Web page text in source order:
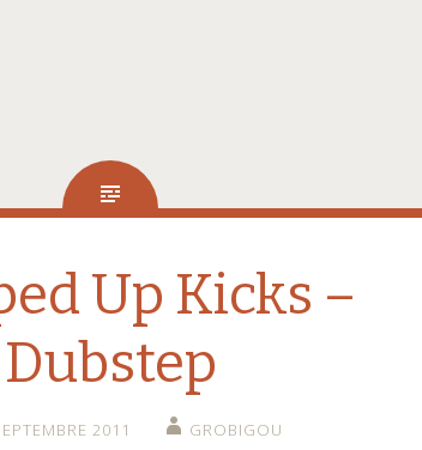
Up Kicks –
Dubstep
2011
GROBIGOU